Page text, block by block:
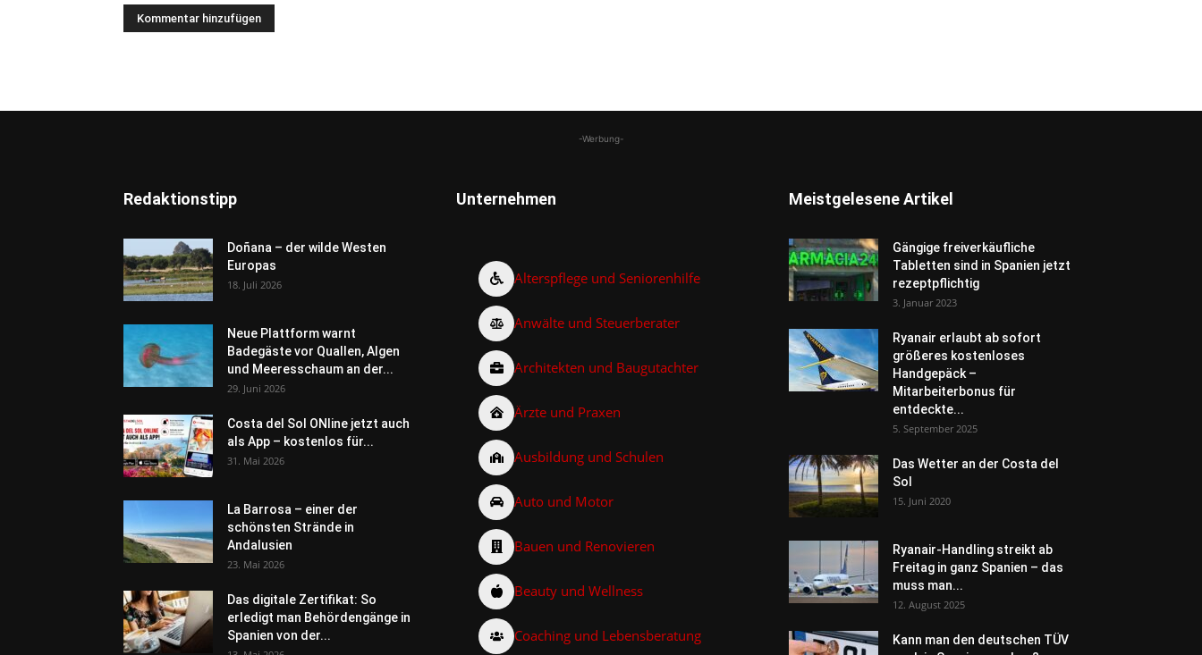
-Werbung-
Redaktionstipp
Doñana – der wilde Westen
Europas
18. Juli 2026
Neue Plattform warnt
Badegäste vor Quallen, Algen
und Meeresschaum an der...
29. Juni 2026
Costa del Sol ONline jetzt auch
als App – kostenlos für...
31. Mai 2026
La Barrosa – einer der
schönsten Strände in
Andalusien
23. Mai 2026
Das digitale Zertifikat: So
erledigt man Behördengänge in
Spanien von der...
Unternehmen
Alterspflege und Seniorenhilfe
Anwälte und Steuerberater
Architekten und Baugutachter
Ärzte und Praxen
Ausbildung und Schulen
Auto und Motor
Bauen und Renovieren
Beauty und Wellness
Coaching und Lebensberatung
Meistgelesene Artikel
Gängige freiverkäufliche
Tabletten sind in Spanien jetzt
rezeptpflichtig
3. Januar 2023
Ryanair erlaubt ab sofort
größeres kostenloses
Handgepäck –
Mitarbeiterbonus für
entdeckte...
5. September 2025
Das Wetter an der Costa del
Sol
15. Juni 2020
Ryanair-Handling streikt ab
Freitag in ganz Spanien – das
muss man...
12. August 2025
Kann man den deutschen TÜV